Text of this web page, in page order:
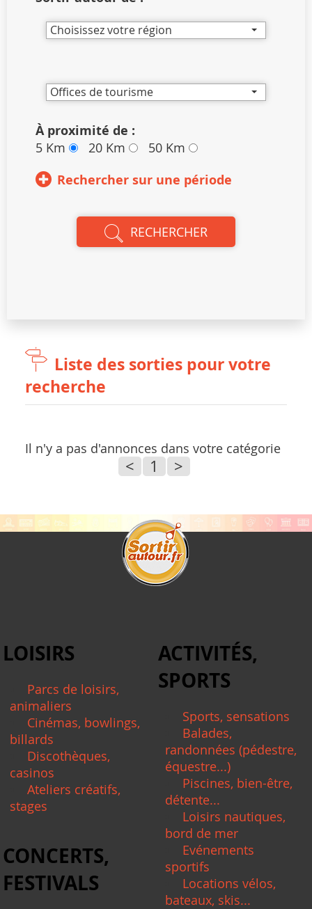
Choisissez votre région
Offices de tourisme
À proximité de :
5 Km 20 Km 50 Km
Rechercher sur une période
RECHERCHER
Liste des sorties pour votre
recherche
Il n'y a pas d'annonces dans votre catégorie
< 1 >
LOISIRS
Parcs de loisirs,
animaliers
Cinémas, bowlings,
billards
Discothèques,
casinos
Ateliers créatifs,
stages
ACTIVITÉS,
SPORTS
Sports, sensations
Balades,
randonnées (pédestre,
équestre...)
Piscines, bien-être,
détente...
Loisirs nautiques,
bord de mer
Evénements
sportifs
Locations vélos,
bateaux, skis...
CONCERTS,
FESTIVALS